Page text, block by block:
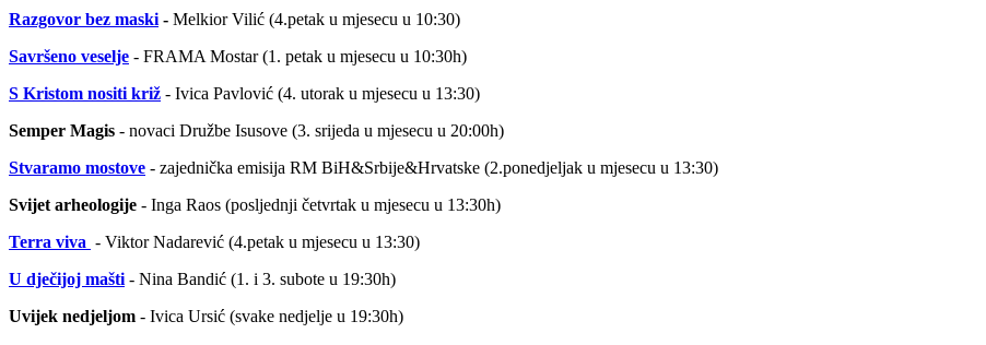
Razgovor bez maski - Melkior Vilić (4.petak u mjesecu u 10:30)
Savršeno veselje - FRAMA Mostar (1. petak u mjesecu u 10:30h)
S Kristom nositi križ - Ivica Pavlović (4. utorak u mjesecu u 13:30)
Semper Magis - novaci Družbe Isusove (3. srijeda u mjesecu u 20:00h)
Stvaramo mostove - zajednička emisija RM BiH&Srbije&Hrvatske (2.ponedjeljak u mjesecu u 13:30)
Svijet arheologije - Inga Raos (posljednji četvrtak u mjesecu u 13:30h)
Terra viva - Viktor Nadarević (4.petak u mjesecu u 13:30)
U dječijoj mašti - Nina Bandić (1. i 3. subote u 19:30h)
Uvijek nedjeljom - Ivica Ursić (svake nedjelje u 19:30h)